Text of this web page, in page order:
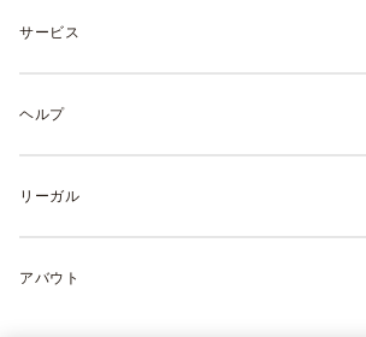
ブレスレット
リング
サービス
注文履歴
ウィッシュリスト
ヘルプ
配送について
返品・交換について
リーガル
特定商取引に関する法律に基づく表示
アバウト